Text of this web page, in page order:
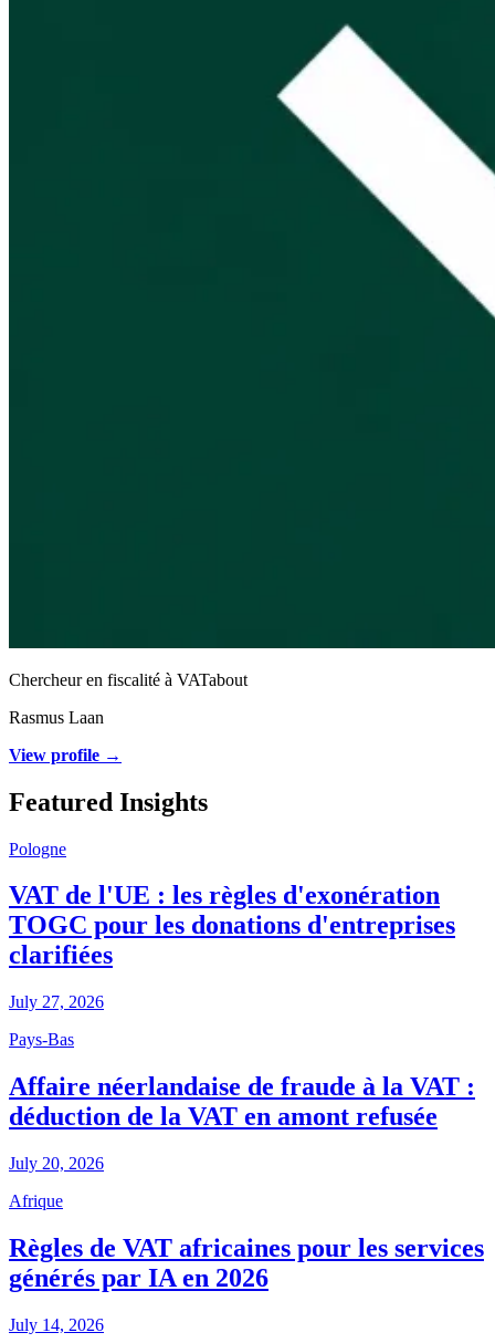
Chercheur en fiscalité à VATabout
Rasmus Laan
View profile →
Featured Insights
Pologne
VAT de l'UE : les règles d'exonération
TOGC pour les donations d'entreprises
clarifiées
July 27, 2026
Pays-Bas
Affaire néerlandaise de fraude à la VAT :
déduction de la VAT en amont refusée
July 20, 2026
Afrique
Règles de VAT africaines pour les services
générés par IA en 2026
July 14, 2026